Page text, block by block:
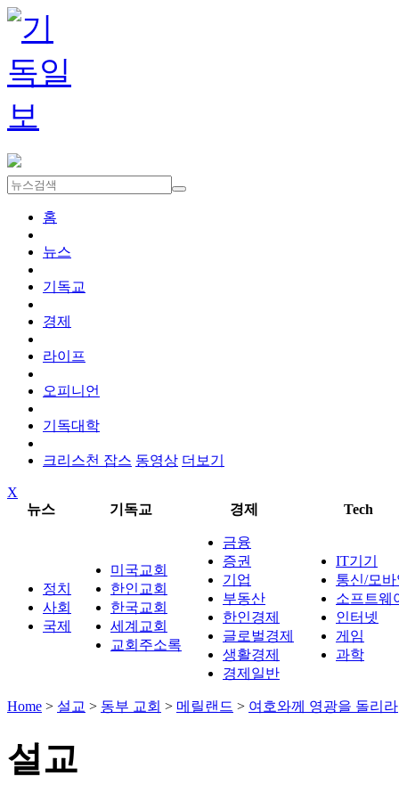
홈
뉴스
기독교
경제
라이프
오피니언
기독대학
크리스천 잡스 동영상 더보기
X
뉴스
기독교 경제 Tech
정치
사회
국제
미국교회
한인교회
한국교회
세계교회
교회주소록
금융
증권
기업
부동산
한인경제
글로벌경제
생활경제
경제일반
IT기기
통신/모
소프트웨
인터넷
게임
과학
Home > 설교 > 동부 교회 > 메릴랜드 > 여호와께 영광을 돌리라
설교